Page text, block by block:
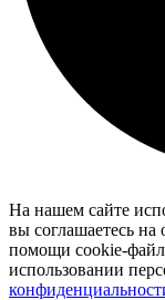
На нашем сайте
вы соглашаетесь
помощи cookie-
использовании